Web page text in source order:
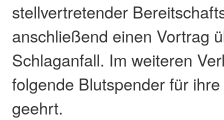
stellvertretender
anschließend einen Vortrag
Schlaganfall. Im weiteren
folgende Blutspender für
geehrt.